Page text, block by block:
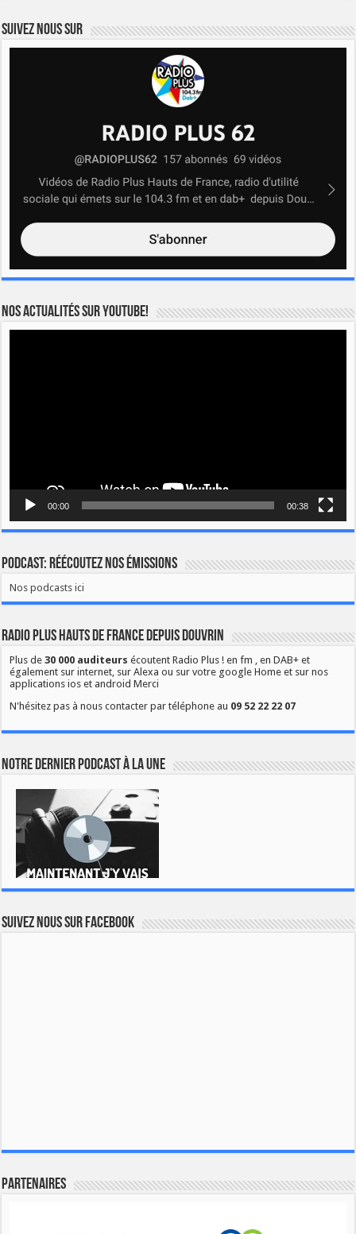
Suivez nous sur
Nos actualités sur YOUTUBE!
00:00 00:38
Podcast: Réécoutez nos émissions
Nos podcasts ici
Radio Plus Hauts de France depuis Douvrin
Plus de30 000 auditeurs écoutent Radio Plus ! en fm , en DAB+ et
également sur internet, sur Alexa ou sur votre google Home et sur nos
applications ios et android Merci
N'hésitez pas à nous contacter par téléphone au 09 52 22 22 07
Notre dernier podcast à la une
Suivez nous sur Facebook
Partenaires